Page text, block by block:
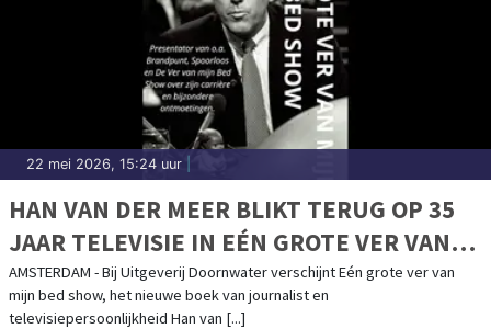
22 mei 2026, 15:24 uur
HAN VAN DER MEER BLIKT TERUG OP 35
JAAR TELEVISIE IN EÉN GROTE VER VAN
MIJN BED SHOW
AMSTERDAM - Bij Uitgeverij Doornwater verschijnt Eén grote ver van
mijn bed show, het nieuwe boek van journalist en
televisiepersoonlijkheid Han van [...]